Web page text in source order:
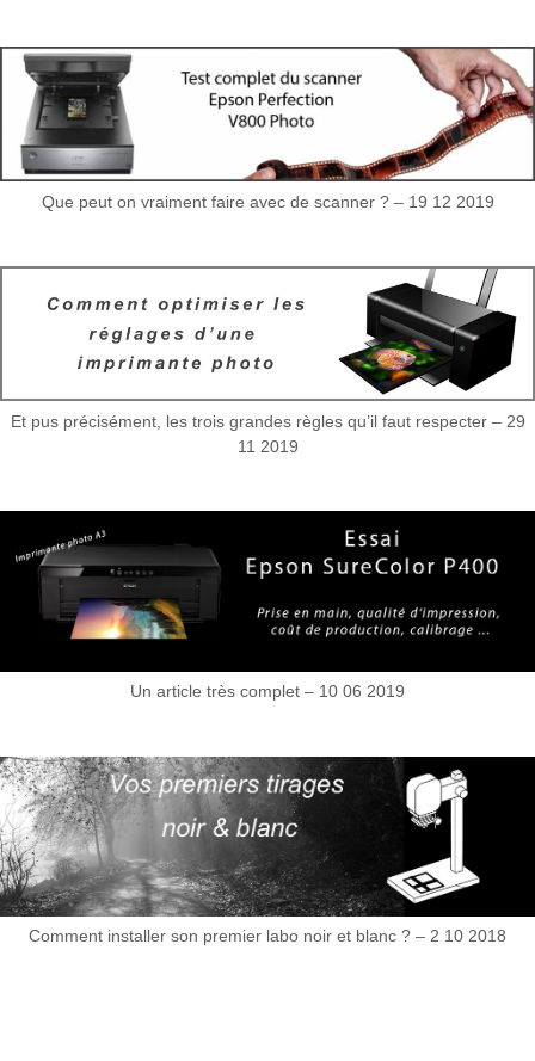
Que peut on vraiment faire avec de scanner ? – 19 12 2019
Et pus précisément, les trois grandes règles qu’il faut respecter – 29
11 2019
Un article très complet – 10 06 2019
Comment installer son premier labo noir et blanc ? – 2 10 2018